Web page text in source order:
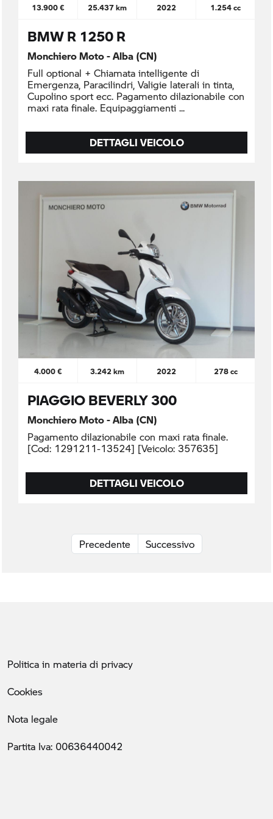
13.900 € 25.437 km 2022 1.254 cc
BMW R 1250 R
Monchiero Moto - Alba (CN)
Full optional + Chiamata intelligente di
Emergenza, Paracilindri, Valigie laterali in tinta,
Cupolino sport ecc. Pagamento dilazionabile con
maxi rata finale. Equipaggiamenti
DETTAGLI VEICOLO
4.000 € 3.242 km 2022 278 cc
PIAGGIO BEVERLY 300
Monchiero Moto - Alba (CN)
Pagamento dilazionabile con maxi rata finale.
[Cod: 1291211-13524] [Veicolo: 357635]
DETTAGLI VEICOLO
Precedente Successivo
Politica in materia di privacy
Cookies
Nota legale
Partita Iva: 00636440042